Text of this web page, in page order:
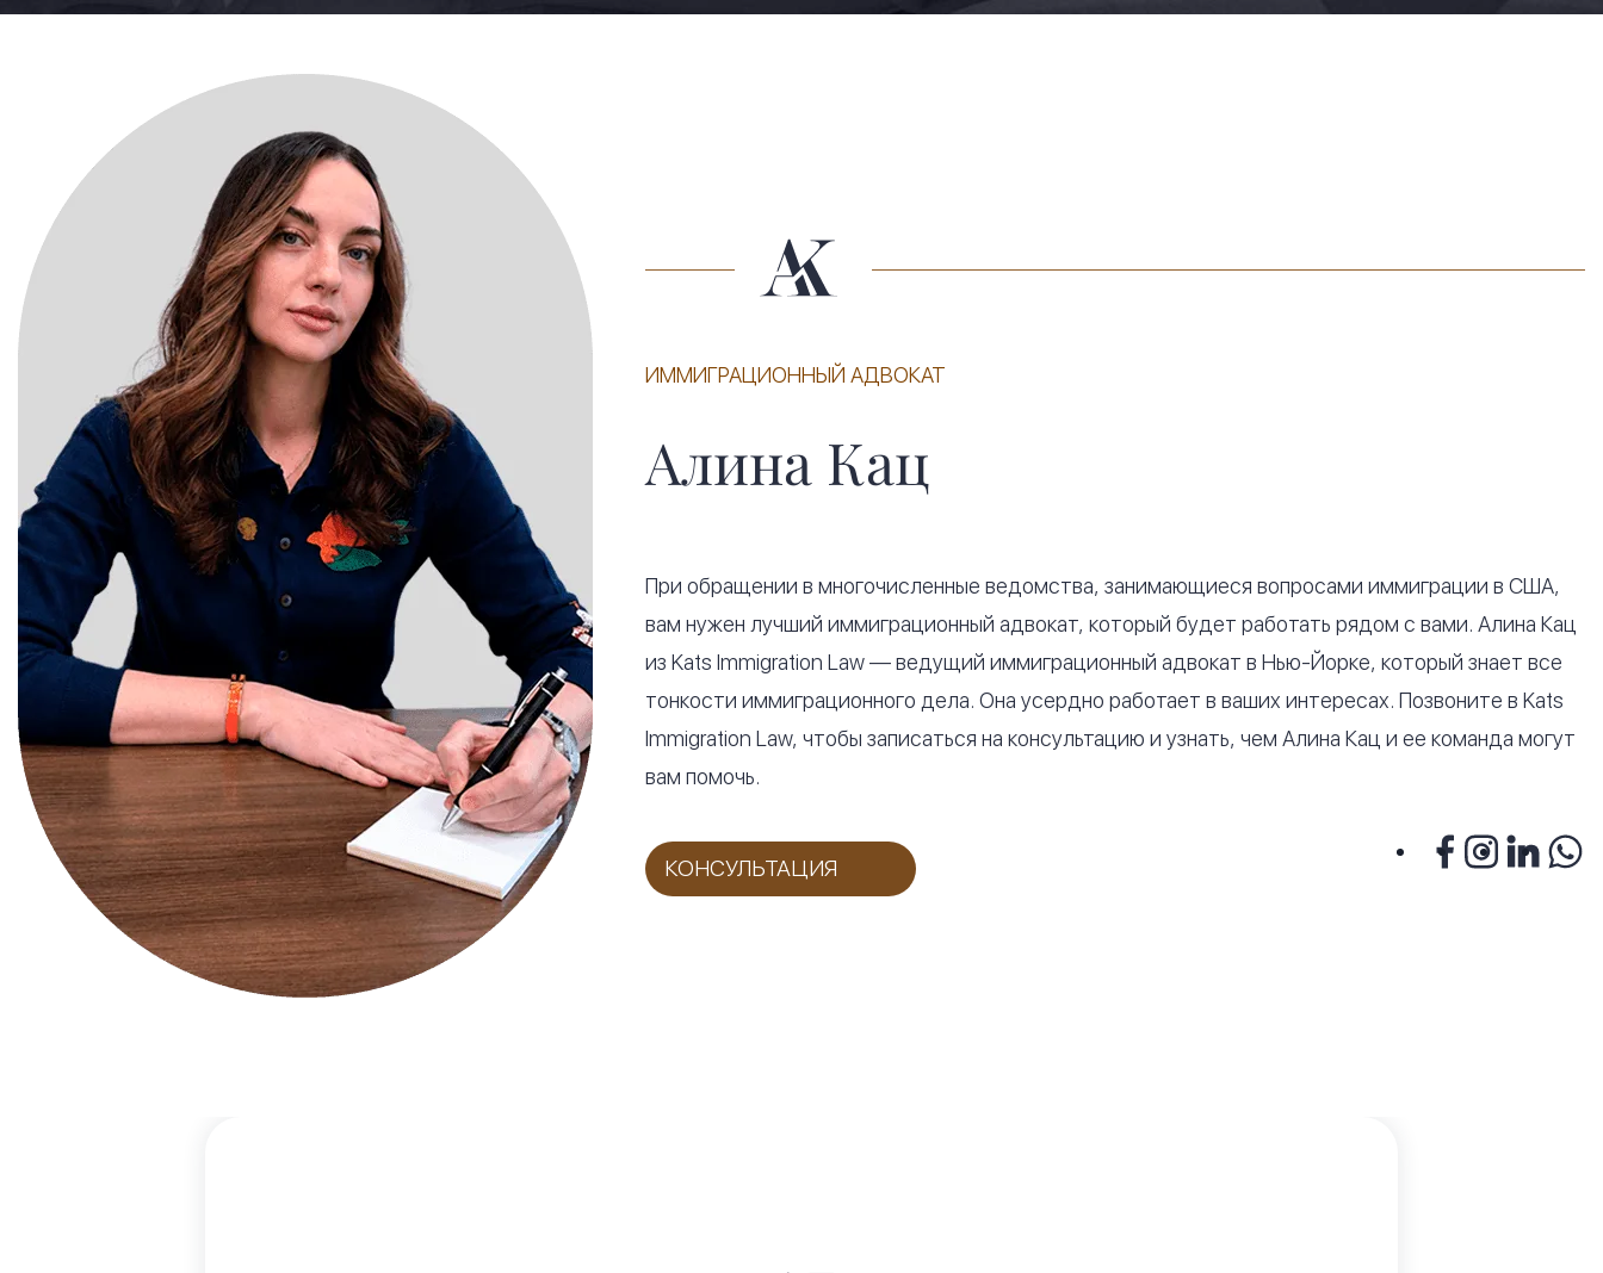
ИММИГРАЦИОННЫЙ АДВОКАТ
Алина Кац
При обращении в многочисленные ведомства, занимающиеся вопросами иммиграции в США,
вам нужен лучший иммиграционный адвокат, который будет работать рядом с вами. Алина Кац
из Kats Immigration Law — ведущий иммиграционный адвокат в Нью-Йорке, который знает все
тонкости иммиграционного дела. Она усердно работает в ваших интересах. Позвоните в Kats
Immigration Law, чтобы записаться на консультацию и узнать, чем Алина Кац и ее команда могут
вам помочь.
КОНСУЛЬТАЦИЯ